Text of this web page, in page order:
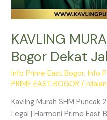
KAVLING
Bogor Dekat
Info Prime East Bogor,Info
PRIME EAST BOGOR /
Kavling Murah SHM Puncak
Legal | Harmoni Prime East